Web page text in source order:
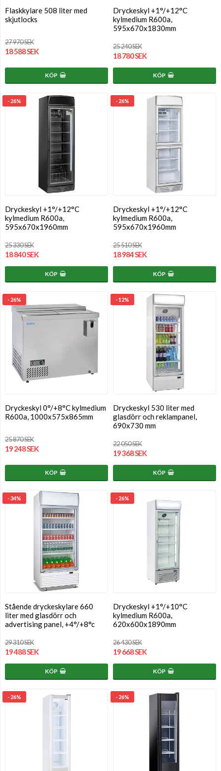
Flaskkylare 508 liter med
skjutlocks
27 970 SEK
18 588 SEK
KÖP
Dryckeskyl +1°/+12°C
kylmedium R600a,
595x670x1830mm
25 240 SEK
18 780 SEK
KÖP
- 26%
Dryckeskyl +1°/+12°C
kylmedium R600a,
595x670x1960mm
25 330 SEK
18 840 SEK
KÖP
- 26%
Dryckeskyl +1°/+12°C
kylmedium R600a,
595x670x1960mm
25 510 SEK
18 984 SEK
KÖP
- 26%
Dryckeskyl 0°/+8°C kylmedium
R600a, 1000x575x865mm
25 870 SEK
19 248 SEK
KÖP
- 12%
Dryckeskyl 530 liter med
glasdörr och reklampanel,
690x730 mm
22 050 SEK
19 368 SEK
KÖP
- 34%
Stående dryckeskylare 660
liter med glasdörr och
advertising panel, +4°/+8°c
29 310 SEK
19 488 SEK
KÖP
- 26%
Dryckeskyl +1°/+10°C
kylmedium R600a,
620x600x1890mm
26 430 SEK
19 668 SEK
KÖP
- 26% - 26%